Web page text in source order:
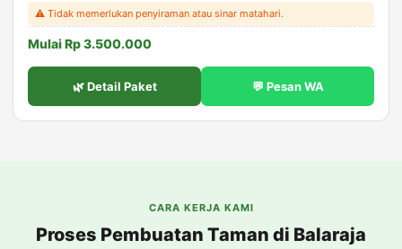
⚠️ Tidak memerlukan penyiraman atau sinar matahari.
Mulai Rp 3.500.000
🌿 Detail Paket 💬 Pesan WA
CARA KERJA KAMI
Proses Pembuatan Taman di Balaraja